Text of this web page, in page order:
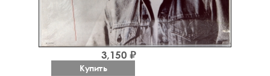
3,150 ₽
Купить